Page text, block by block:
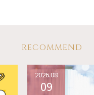
RECOMMEND
2026.08
09